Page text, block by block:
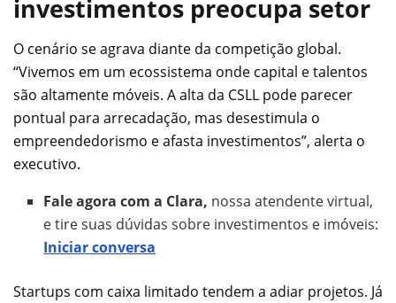
investimentos preocupa setor
O cenário se agrava diante da competição global.
“Vivemos em um ecossistema onde capital e talentos
são altamente móveis. A alta da CSLL pode parecer
pontual para arrecadação, mas desestimula o
empreendedorismo e afasta investimentos”, alerta o
executivo.
Fale agora com a Clara, nossa atendente virtual,
e tire suas dúvidas sobre investimentos e imóveis:
Iniciar conversa
Startups com caixa limitado tendem a adiar projetos. Já